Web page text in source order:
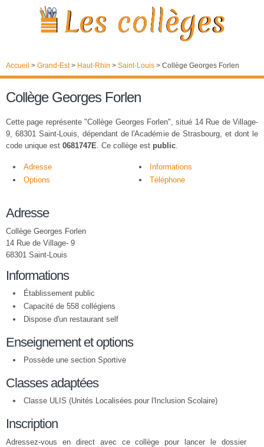
Accueil > Grand-Est> Haut-Rhin > Saint-Louis > Collège Georges Forlen
Collège Georges Forlen
Cette page représente "Collège Georges Forlen", situé 14 Rue de Village-
9, 68301 Saint-Louis, dépendant de l'Académie de Strasbourg, et dont le
code unique est 0681747E. Ce collège est public.
Adresse
Informations
Options
Téléphone
Adresse
Collège Georges Forlen
14 Rue de Village- 9
68301 Saint-Louis
Informations
Établissement public
Capacité de 558 collégiens
Dispose d'un restaurant self
Enseignement et options
Possède une section Sportive
Classes adaptées
Classe ULIS (Unités Localisées pour l'Inclusion Scolaire)
Inscription
Adressez-vous en direct avec ce collège pour lancer le dossier